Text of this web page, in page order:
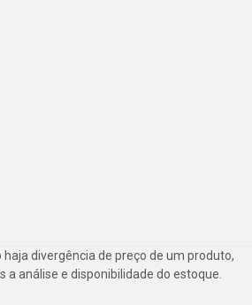
divergência de preço de um produto,
análise e disponibilidade do estoque.